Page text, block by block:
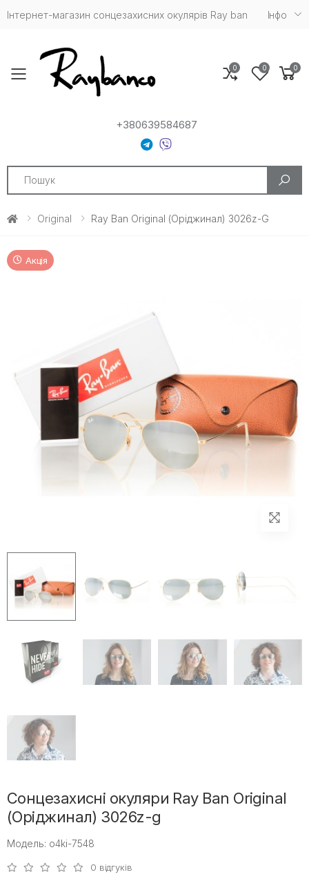
Інтернет-магазин сонцезахисних окулярів Ray ban Iнфо
Toggle mobile menu
+380639584687
Search
0 0 0
Original Ray Ban Original (Оріджинал) 3026z-G
Акція
Сонцезахисні окуляри Ray Ban Original
(Оріджинал) 3026z-g
Модель: o4ki-7548
0 відгуків